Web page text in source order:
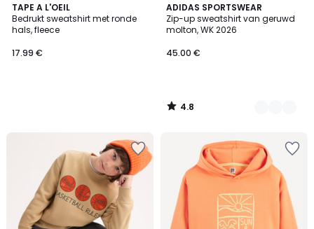
TAPE A L'OEIL
Bedrukt sweatshirt met ronde
hals, fleece
17.99 €
ADIDAS SPORTSWEAR
Zip-up sweatshirt van geruwd
molton, WK 2026
45.00 €
4.8
/ 5
2
Kleuren
4.8
/